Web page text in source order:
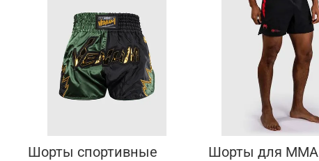
Шорты спортивные Шорты для ММА